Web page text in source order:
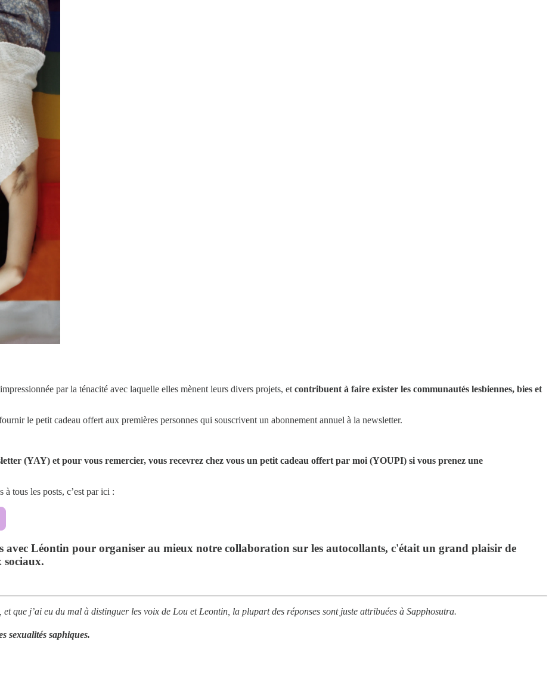
par la ténacité avec laquelle elles mènent leurs divers projets, etcontribuent à faire exister les communautés lesbiennes, bies et
le petit cadeau offert aux premières personnes qui souscrivent un abonnement annuel à la newsletter.
(YAY) et pour vous remercier, vous recevrez chez vous un petit cadeau offert par moi (YOUPI) si vous prenez une
tous les posts, c’est par ici :
avec Léontin pour organiser au mieux notre collaboration sur les autocollants, c'était un grand plaisir de
sociaux.
que j’ai eu du mal à distinguer les voix de Lou et Leontin, la plupart des réponses sont juste attribuées à Sapphosutra.
sexualités saphiques.